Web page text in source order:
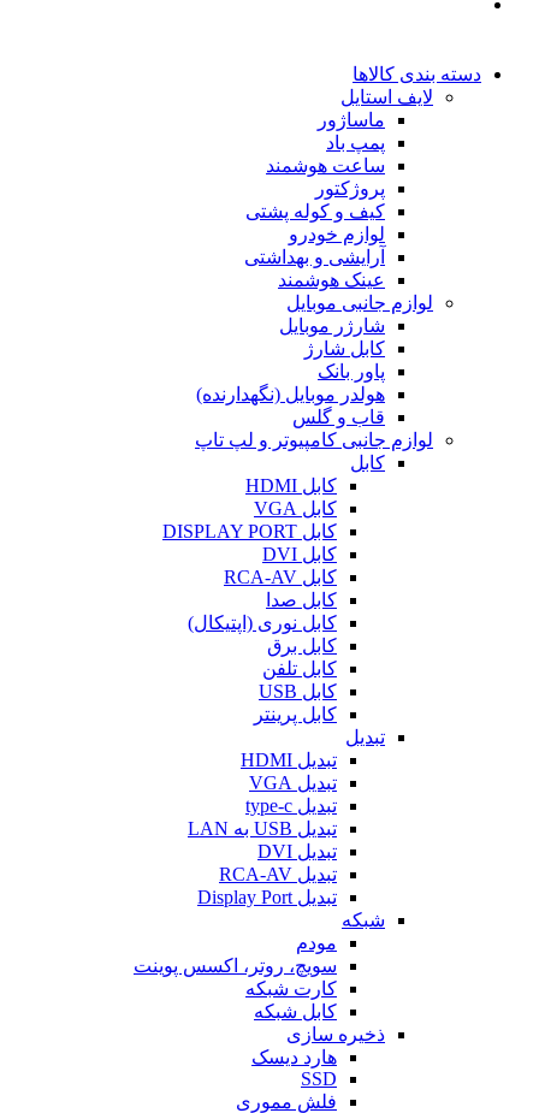
دسته بندی کالاها
لایف استایل
ماساژور
پمپ باد
ساعت هوشمند
پروژکتور
کیف و کوله پشتی
لوازم خودرو
آرایشی و بهداشتی
عینک هوشمند
لوازم جانبی موبایل
شارژر موبایل
کابل شارژ
پاور بانک
هولدر موبایل (نگهدارنده)
قاب و گلس
لوازم جانبی کامپیوتر و لپ تاپ
کابل
کابل HDMI
کابل VGA
کابل DISPLAY PORT
کابل DVI
کابل RCA-AV
کابل صدا
کابل نوری (اپتیکال)
کابل برق
کابل تلفن
کابل USB
کابل پرینتر
تبدیل
تبدیل HDMI
تبدیل VGA
تبدیل type-c
تبدیل USB به LAN
تبدیل DVI
تبدیل RCA-AV
تبدیل Display Port
شبکه
مودم
سویچ، روتر، اکسس پوینت
کارت شبکه
کابل شبکه
ذخیره سازی
هارد دیسک
SSD
فلش مموری